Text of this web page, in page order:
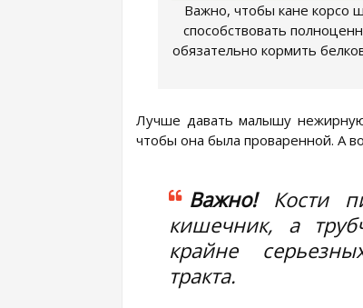
Важно, чтобы кане корсо
способствовать
обязательно кормить
Лучше давать малышу
чтобы она была проваренной. А
Важно!
Кости
кишечник, а
крайне
тракта.